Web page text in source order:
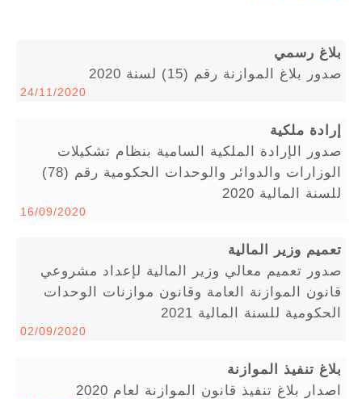
بلاغ رسمي
صدور بلاغ الموازنة رقم (15) لسنة 2020
24/11/2020
إرادة ملكية
صدور الإرادة الملكية السامية بنظام تشكيلات
الوزارات والدوائر والوحدات الحكومية رقم (78)
للسنة المالية 2020
16/09/2020
تعميم وزير المالية
صدور تعميم معالي وزير المالية لإعداد مشروعي
قانون الموازنة العامة وقانون موازنات الوحدات
الحكومية للسنة المالية 2021
02/09/2020
بلاغ تنفيذ الموازنة
اصدار بلاغ تنفيذ قانون الموازنة لعام 2020